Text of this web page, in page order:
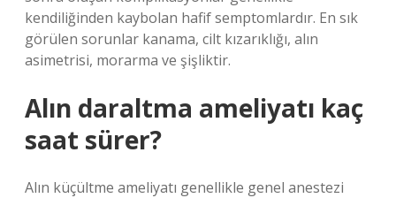
kendiliğinden kaybolan hafif semptomlardır. En sık
görülen sorunlar kanama, cilt kızarıklığı, alın
asimetrisi, morarma ve şişliktir.
Alın daraltma ameliyatı kaç
saat sürer?
Alın küçültme ameliyatı genellikle genel anestezi